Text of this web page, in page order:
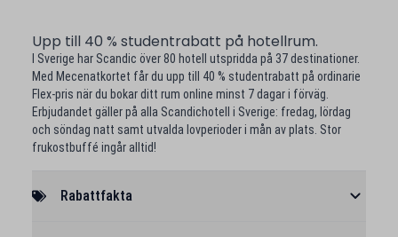
Upp till 40 % studentrabatt på hotellrum.
I Sverige har Scandic över 80 hotell utspridda på 37 destinationer.
Med Mecenatkortet får du upp till 40 % studentrabatt på ordinarie
Flex-pris när du bokar ditt rum online minst 7 dagar i förväg.
Erbjudandet gäller på alla Scandichotell i Sverige: fredag, lördag
och söndag natt samt utvalda lovperioder i mån av plats. Stor
frukostbuffé ingår alltid!
Rabattfakta